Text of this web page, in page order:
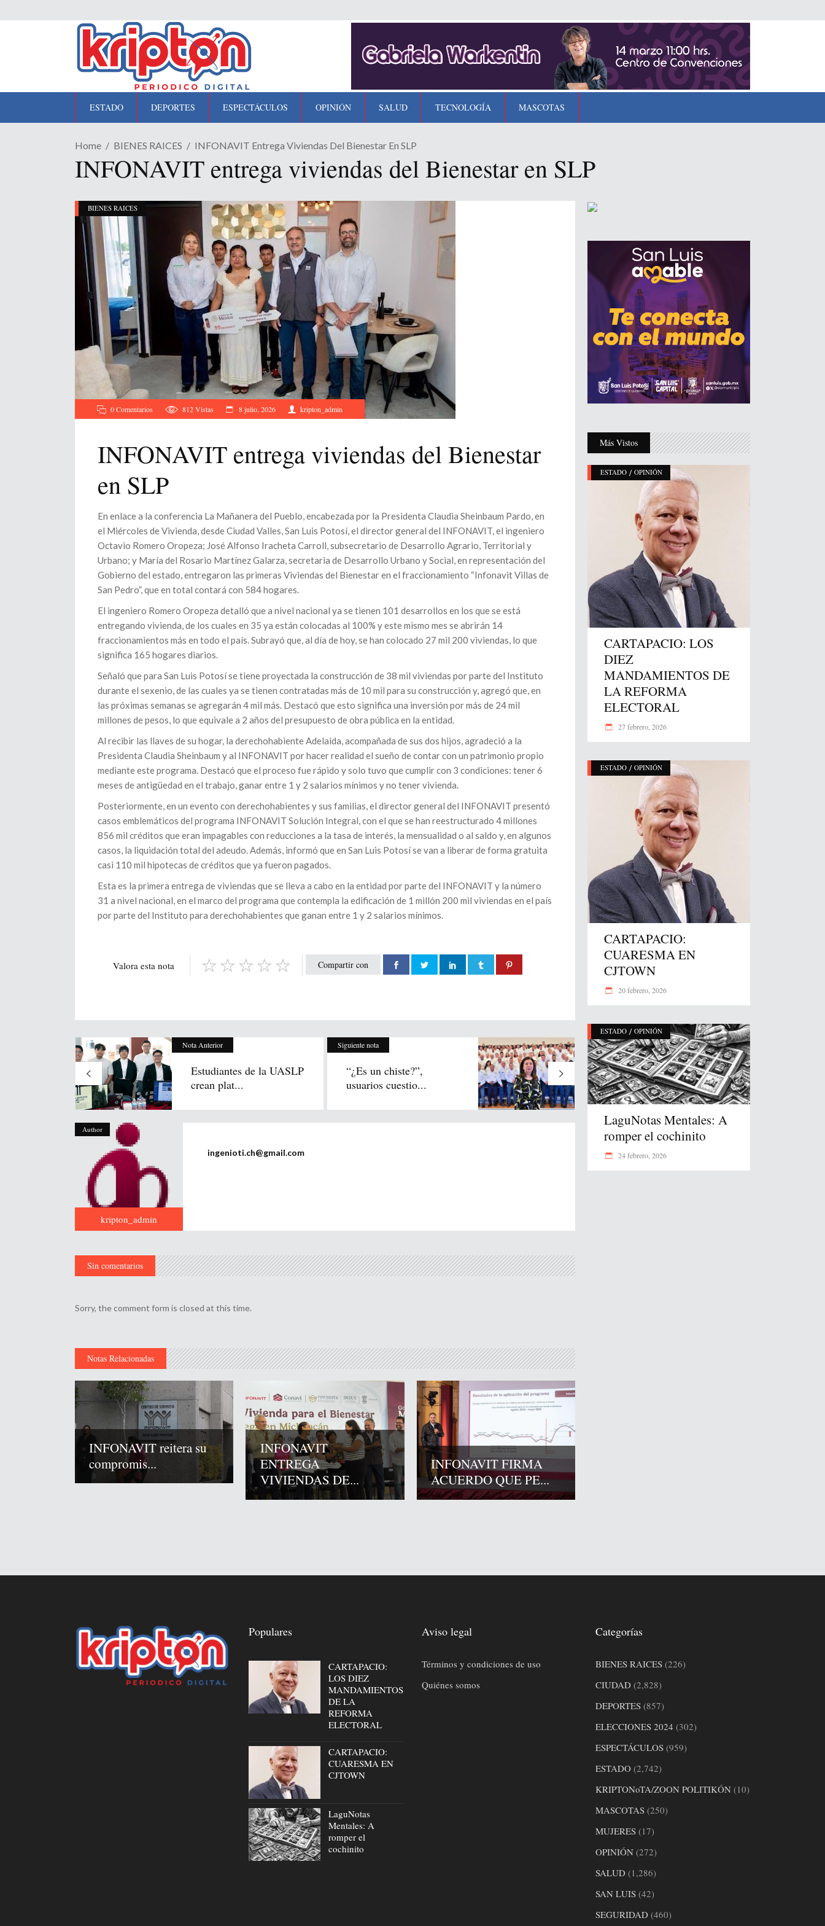
ESTADO DEPORTES ESPECTÁCULOS OPINIÓN SALUD TECNOLOGÍA MASCOTAS
Home BIENES RAICES INFONAVIT Entrega Viviendas Del Bienestar En SLP
INFONAVIT entrega viviendas del Bienestar en SLP
BIENES RAICES
0 Comentarios 812Vistas 8 julio, 2026 kripton_admin
INFONAVIT entrega viviendas del Bienestar
en SLP
En enlace a la conferencia La Mañanera del Pueblo, encabezada por la Presidenta Claudia Sheinbaum Pardo, en
el Miércoles de Vivienda, desde Ciudad Valles, San Luis Potosí, el director general del INFONAVIT, el ingeniero
Octavio Romero Oropeza; José Alfonso Iracheta Carroll, subsecretario de Desarrollo Agrario, Territorial y
Urbano; y María del Rosario Martínez Galarza, secretaria de Desarrollo Urbano y Social, en representación del
Gobierno del estado, entregaron las primeras Viviendas del Bienestar en el fraccionamiento “Infonavit Villas de
San Pedro”, que en total contará con 584 hogares.
El ingeniero Romero Oropeza detalló que a nivel nacional ya se tienen 101 desarrollos en los que se está
entregando vivienda, de los cuales en 35 ya están colocadas al 100% y este mismo mes se abrirán 14
fraccionamientos más en todo el país. Subrayó que, al día de hoy, se han colocado 27 mil 200 viviendas, lo que
significa 165 hogares diarios.
Señaló que para San Luis Potosí se tiene proyectada la construcción de 38 mil viviendas por parte del Instituto
durante el sexenio, de las cuales ya se tienen contratadas más de 10 mil para su construcción y, agregó que, en
las próximas semanas se agregarán 4 mil más. Destacó que esto significa una inversión por más de 24 mil
millones de pesos, lo que equivale a 2 años del presupuesto de obra pública en la entidad.
Al recibir las llaves de su hogar, la derechohabiente Adelaida, acompañada de sus dos hijos, agradeció a la
Presidenta Claudia Sheinbaum y al INFONAVIT por hacer realidad el sueño de contar con un patrimonio propio
mediante este programa. Destacó que el proceso fue rápido y solo tuvo que cumplir con 3 condiciones: tener 6
meses de antigüedad en el trabajo, ganar entre 1 y 2 salarios mínimos y no tener vivienda.
Posteriormente, en un evento con derechohabientes y sus familias, el director general del INFONAVIT presentó
casos emblemáticos del programa INFONAVIT Solución Integral, con el que se han reestructurado 4 millones
856 mil créditos que eran impagables con reducciones a la tasa de interés, la mensualidad o al saldo y, en algunos
casos, la liquidación total del adeudo. Además, informó que en San Luis Potosí se van a liberar de forma gratuita
casi 110 mil hipotecas de créditos que ya fueron pagados.
Esta es la primera entrega de viviendas que se lleva a cabo en la entidad por parte del INFONAVIT y la número
31 a nivel nacional, en el marco del programa que contempla la edificación de 1 millón 200 mil viviendas en el país
por parte del Instituto para derechohabientes que ganan entre 1 y 2 salarios mínimos.
Compartir con
Valora esta nota
Nota Anterior
Estudiantes de la UASLP
crean plat...
Siguiente nota
“¿Es un chiste?”,
usuarios cuestio...
Author
kripton_admin
ingenioti.ch@gmail.com
Sin comentarios
Sorry, the comment form is closed at this time.
Notas Relacionadas
INFONAVIT reitera su
compromis...
INFONAVIT
ENTREGA
VIVIENDAS DE...
INFONAVIT FIRMA
ACUERDO QUE PE...
Más Vistos
ESTADO / OPINIÓN
CARTAPACIO: LOS
DIEZ
MANDAMIENTOS DE
LA REFORMA
ELECTORAL
27 febrero, 2026
ESTADO / OPINIÓN
CARTAPACIO:
CUARESMA EN
CJTOWN
20 febrero, 2026
ESTADO / OPINIÓN
LaguNotas Mentales: A
romper el cochinito
24 febrero, 2026
Populares
CARTAPACIO:
LOS DIEZ
MANDAMIENTOS
DE LA
REFORMA
ELECTORAL
CARTAPACIO:
CUARESMA EN
CJTOWN
LaguNotas
Mentales: A
romper el
cochinito
Aviso legal
Términos y condiciones de uso
Quiénes somos
Categorías
BIENES RAICES(226)
CIUDAD(2,828)
DEPORTES(857)
ELECCIONES 2024 (302)
ESPECTÁCULOS(959)
ESTADO(2,742)
KRIPTONoTA/ZOON POLITIKÓN(10)
MASCOTAS(250)
MUJERES(17)
OPINIÓN(272)
SALUD(1,286)
SAN LUIS(42)
SEGURIDAD(460)